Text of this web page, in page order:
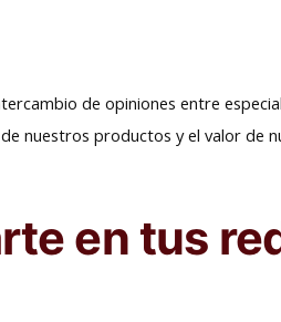
de opiniones entre
de nuestros productos y el valor de
en tus